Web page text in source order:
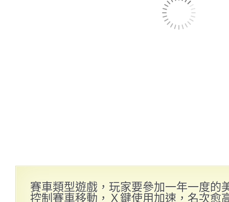
賽車類型遊戲，玩家要參加一年一度的
控制賽車移動，Ｘ鍵使用加速，名次愈